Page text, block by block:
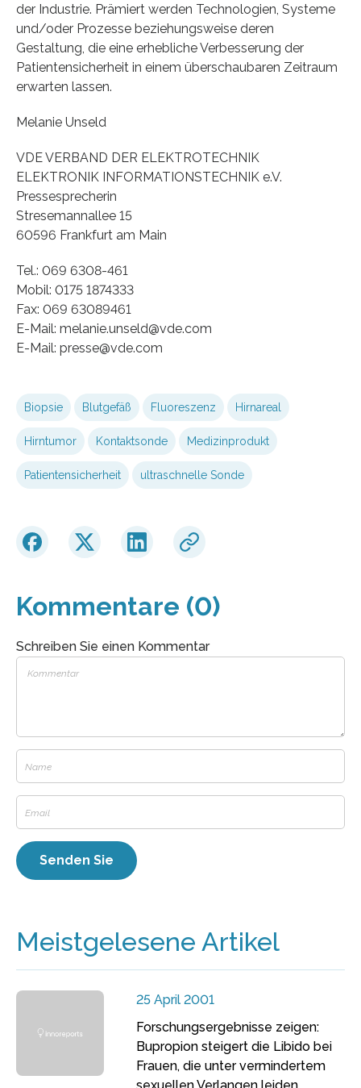
der Industrie. Prämiert werden Technologien, Systeme
und/oder Prozesse beziehungsweise deren
Gestaltung, die eine erhebliche Verbesserung der
Patientensicherheit in einem überschaubaren Zeitraum
erwarten lassen.
Melanie Unseld
VDE VERBAND DER ELEKTROTECHNIK
ELEKTRONIK INFORMATIONSTECHNIK e.V.
Pressesprecherin
Stresemannallee 15
60596 Frankfurt am Main
Tel.: 069 6308-461
Mobil: 0175 1874333
Fax: 069 63089461
E-Mail: melanie.unseld@vde.com
E-Mail: presse@vde.com
Biopsie Blutgefäß Fluoreszenz Hirnareal
Hirntumor Kontaktsonde Medizinprodukt
Patientensicherheit ultraschnelle Sonde
Kommentare (0)
Schreiben Sie einen Kommentar
Meistgelesene Artikel
25 April 2001
Forschungsergebnisse zeigen:
Bupropion steigert die Libido bei
Frauen, die unter vermindertem
sexuellen Verlangen leiden